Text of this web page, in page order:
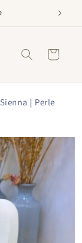
Panier
| Perle